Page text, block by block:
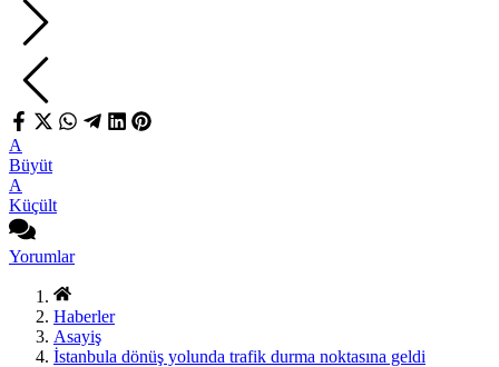
A
Büyüt
A
Küçült
Yorumlar
Haberler
Asayiş
İstanbula dönüş yolunda trafik durma noktasına geldi